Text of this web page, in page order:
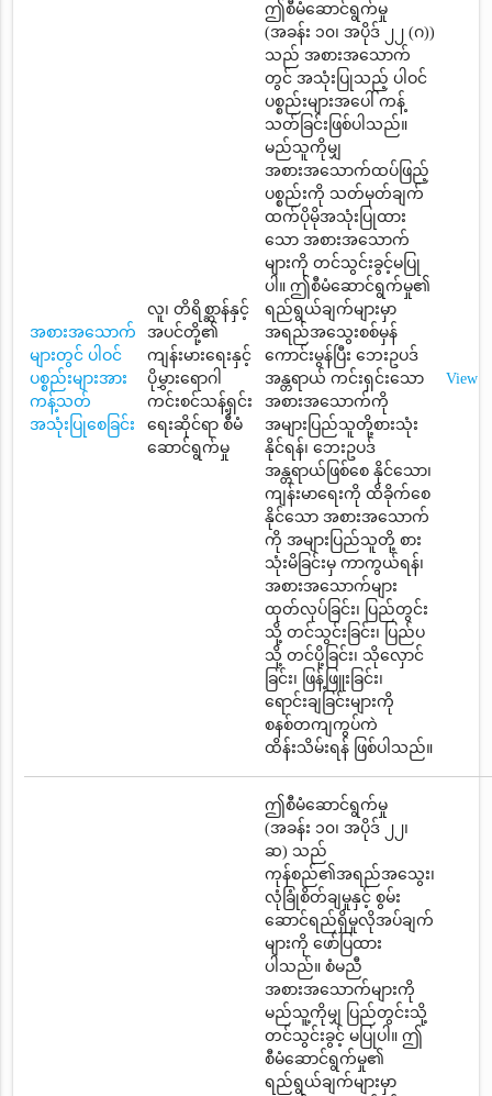
အစားအသောက်
များတွင် ပါဝင်
ပစ္စည်းများအား
ကန့်သတ်
အသုံးပြုစေခြင်း
လူ၊ တိရိစ္ဆာန်နှင့်
အပင်တို့၏
ကျန်းမားရေးနှင့်
ပိုမွှားရောဂါ
ကင်းစင်သန့်ရှင်း
ရေးဆိုင်ရာ စီမံ
ဆောင်ရွက်မှု
ဤစီမံဆောင်ရွက်မှု
(အခန်း ၁၀၊ အပိုဒ် ၂၂ (ဂ))
သည် အစားအသောက်
တွင် အသုံးပြုသည့် ပါဝင်
ပစ္စည်းများအပေါ် ကန့်
သတ်ခြင်းဖြစ်ပါသည်။
မည်သူကိုမျှ
အစားအသောက်ထပ်ဖြည့်
ပစ္စည်းကို သတ်မှတ်ချက်
ထက်ပိုမိုအသုံးပြုထား
သော အစားအသောက်
များကို တင်သွင်းခွင့်မပြု
ပါ။ ဤစီမံဆောင်ရွက်မှု၏
ရည်ရွယ်ချက်များမှာ
အရည်အသွေးစစ်မှန်
ကောင်းမွန်ပြီး ဘေးဥပဒ်
အန္တရာယ် ကင်းရှင်းသော
အစားအသောက်ကို
အများပြည်သူတို့စားသုံး
နိုင်ရန်၊ ဘေးဥပဒ်
အန္တရာယ်ဖြစ်စေ နိုင်သော၊
ကျန်းမာရေးကို ထိခိုက်စေ
နိုင်သော အစားအသောက်
ကို အများပြည်သူတို့ စား
သုံးမိခြင်းမှ ကာကွယ်ရန်၊
အစားအသောက်များ
ထုတ်လုပ်ခြင်း၊ ပြည်တွင်း
သို့ တင်သွင်းခြင်း၊ ပြည်ပ
သို့ တင်ပို့ခြင်း၊ သိုလှောင်
ခြင်း၊ ဖြန့်ဖြူးခြင်း၊
ရောင်းချခြင်းများကို
စနစ်တကျကွပ်ကဲ
ထိန်းသိမ်းရန် ဖြစ်ပါသည်။
View
ဤစီမံဆောင်ရွက်မှု
(အခန်း ၁၀၊ အပိုဒ် ၂၂၊
ဆ) သည်
ကုန်စည်၏အရည်အသွေး၊
လုံခြုံစိတ်ချမှုနှင့် စွမ်း
ဆောင်ရည်ရှိမှုလိုအပ်ချက်
များကို ဖော်ပြထား
ပါသည်။ စံမညီ
အစားအသောက်များကို
မည်သူ့ကိုမျှ ပြည်တွင်းသို့
တင်သွင်းခွင့် မပြုပါ။ ဤ
စီမံဆောင်ရွက်မှု၏
ရည်ရွယ်ချက်များမှာ